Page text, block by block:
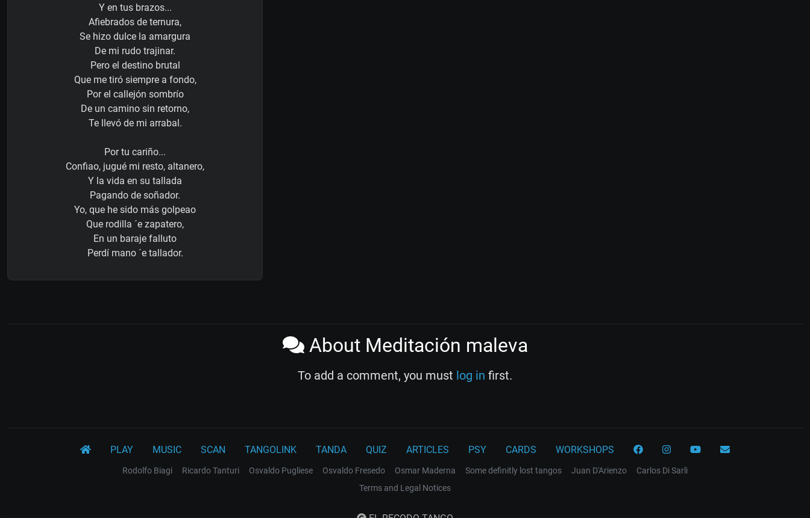
Y en tus brazos...
Afiebrados de ternura,
Se hizo dulce la amargura
De mi rudo trajinar.
Pero el destino brutal
Que me tiró siempre a fondo,
Por el callejón sombrío
De un camino sin retorno,
Te llevó de mi arrabal.
Por tu cariño...
Confiao, jugué mi resto, altanero,
Y la vida en su tallada
Pagando de soñador.
Yo, que he sido más golpeao
Que rodilla ´e zapatero,
En un baraje falluto
Perdí mano ´e tallador.
About Meditación maleva
To add a comment, you must log in first.
PLAY MUSIC SCAN TANGOLINK TANDA QUIZ ARTICLES PSY CARDS WORKSHOPS
Rodolfo Biagi Ricardo Tanturi Osvaldo Pugliese Osvaldo Fresedo Osmar Maderna Some definitly lost tangos Juan D'Arienzo
Carlos Di Sarli
Terms and Legal Notices